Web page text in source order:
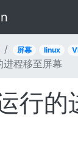
屏幕 linux
进程移至屏幕
行的